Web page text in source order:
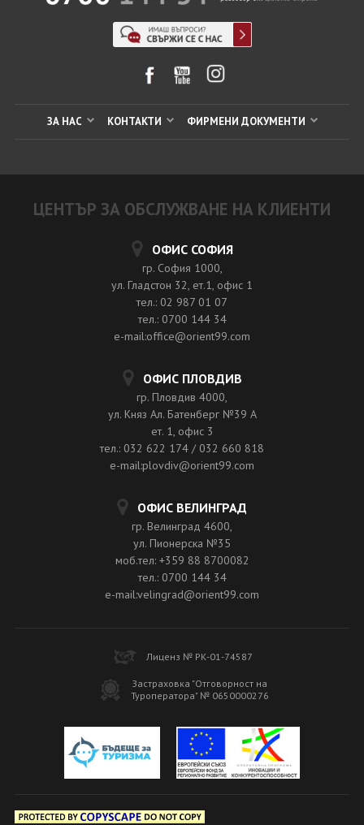
ЗА НАС КОНТАКТИ ФИРМЕНИ ДОКУМЕНТИ
ЦЕНТЪР ЗА ОБСЛУЖВАНЕ НА КЛИЕНТИ
ОФИС СОФИЯ
гр. София 1000,
ул. Гладстон 32, ет.1, офис 1
тел.: 02 987 01 07
тел.: 0700 144 34
e-mail:office@orient99.com
ОФИС ПЛОВДИВ
гр. Пловдив 4000,
ул. Княз Ал. Батенберг №39 A
ет. 1, офис 3
тел.: 032 622 174 / 032 660 818
e-mail:plovdiv@orient99.com
ОФИС ВЕЛИНГРАД
гр. Велинград 4600,
ул. Пионерска №35
моб.тел: +359 88 8700082
тел.: 0700 144 34
e-mail:velingrad@orient99.com
Лиценз № РК-01-74587
Застраховка "Отговорност на
Туроператора" № 0650000276